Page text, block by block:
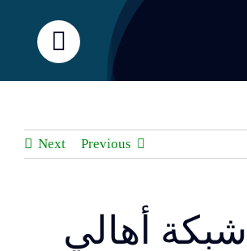
Previous
Next
أهالي